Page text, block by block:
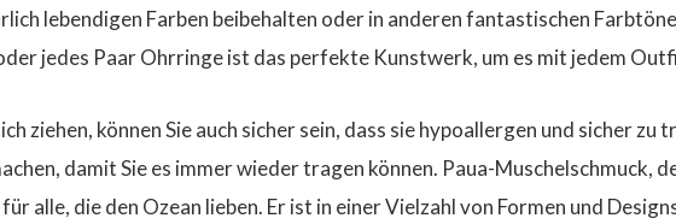
lebendigen Farben beibehalten oder in anderen fantastischen
jedes Paar Ohrringe ist das perfekte Kunstwerk, um es mit jedem
ziehen, können Sie auch sicher sein, dass sie hypoallergen und sicher zu
damit Sie es immer wieder tragen können. Paua-Muschelschmuck,
alle, die den Ozean lieben. Er ist in einer Vielzahl von Formen und